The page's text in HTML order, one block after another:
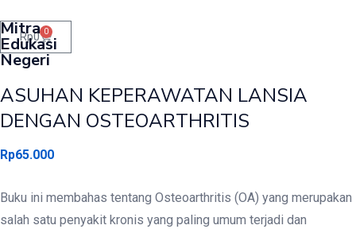
Rp0 0
Mitra
Edukasi
Negeri
ASUHAN KEPERAWATAN LANSIA
DENGAN OSTEOARTHRITIS
Rp65.000
Buku ini membahas tentang Osteoarthritis (OA) yang merupakan
salah satu penyakit kronis yang paling umum terjadi dan